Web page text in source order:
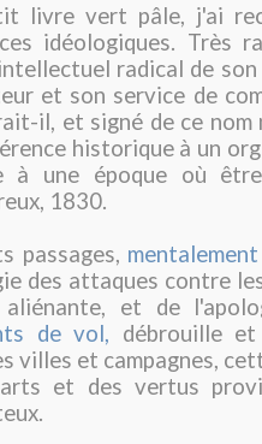
livre vert pâle, j'ai
idéologiques. Très
radical de
et son service de
il, et signé de ce nom
historique à un
à une époque où
1830.
passages,
des attaques contre
et de
de vol, débrouille
villes et campagnes,
et des vertus